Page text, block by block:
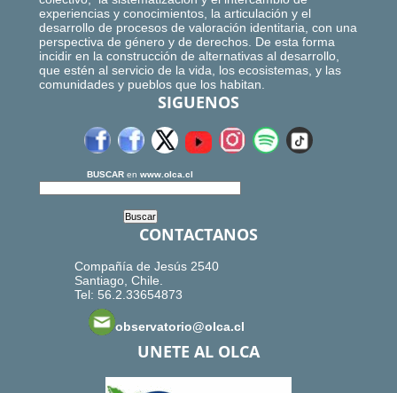
experiencias y conocimientos, la articulación y el
desarrollo de procesos de valoración identitaria, con una
perspectiva de género y de derechos. De esta forma
incidir en la construcción de alternativas al desarrollo,
que estén al servicio de la vida, los ecosistemas, y las
comunidades y pueblos que los habitan.
SIGUENOS
BUSCAR en www.olca.cl
CONTACTANOS
Compañía de Jesús 2540
Santiago, Chile.
Tel: 56.2.33654873
observatorio@olca.cl
UNETE AL OLCA